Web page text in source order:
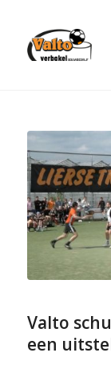
Valto
een